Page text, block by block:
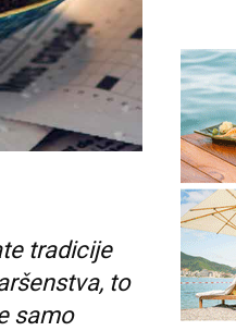
tradicije
to
samo